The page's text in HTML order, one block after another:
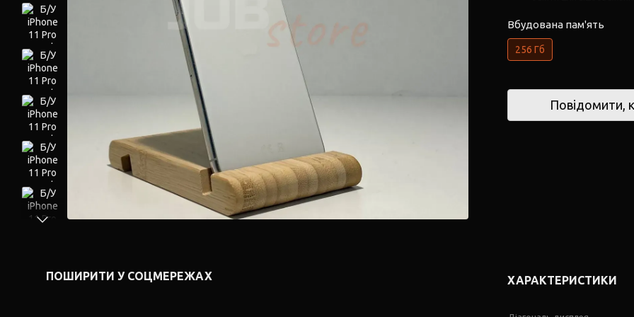
ПОШИРИТИ У СОЦМЕРЕЖАХ
Вбудована пам'ять
256 Гб
Повідомити,
ХАРАКТЕРИСТИКИ